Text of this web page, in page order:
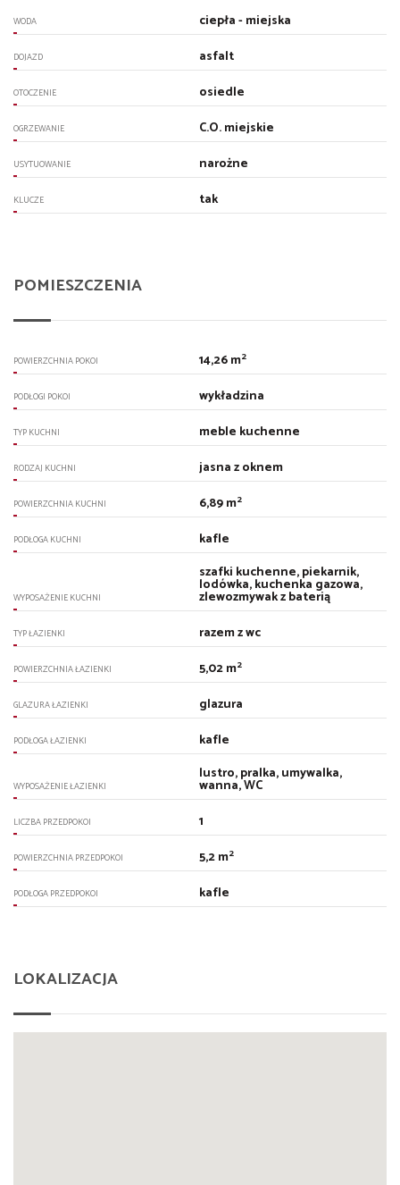
WODA ciepła - miejska
DOJAZD asfalt
OTOCZENIE osiedle
OGRZEWANIE C.O. miejskie
USYTUOWANIE narożne
KLUCZE tak
POMIESZCZENIA
POWIERZCHNIA POKOI 14,26 m2
PODŁOGI POKOI wykładzina
TYP KUCHNI meble kuchenne
RODZAJ KUCHNI jasna z oknem
POWIERZCHNIA KUCHNI 6,89 m2
PODŁOGA KUCHNI kafle
WYPOSAŻENIE KUCHNI
szafki kuchenne, piekarnik,
lodówka, kuchenka gazowa,
zlewozmywak z baterią
TYP ŁAZIENKI razem z wc
POWIERZCHNIA ŁAZIENKI 5,02 m2
GLAZURA ŁAZIENKI glazura
PODŁOGA ŁAZIENKI kafle
WYPOSAŻENIE ŁAZIENKI
lustro, pralka, umywalka,
wanna, WC
LICZBA PRZEDPOKOI 1
POWIERZCHNIA PRZEDPOKOI 5,2 m2
PODŁOGA PRZEDPOKOI kafle
LOKALIZACJA